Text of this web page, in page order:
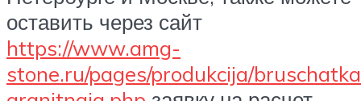
оставить через сайт
https://www.amg-
stone.ru/pages/produkcija/